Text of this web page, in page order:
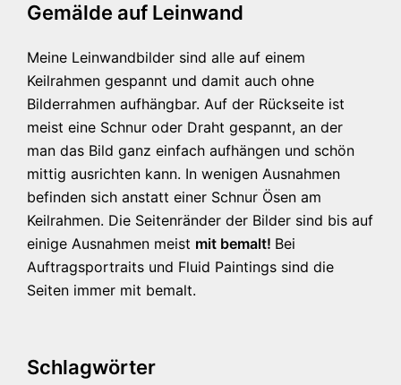
Gemälde auf Leinwand
Meine Leinwandbilder sind alle auf einem
Keilrahmen gespannt und damit auch ohne
Bilderrahmen aufhängbar. Auf der Rückseite ist
meist eine Schnur oder Draht gespannt, an der
man das Bild ganz einfach aufhängen und schön
mittig ausrichten kann. In wenigen Ausnahmen
befinden sich anstatt einer Schnur Ösen am
Keilrahmen. Die Seitenränder der Bilder sind bis auf
einige Ausnahmen meist mit bemalt! Bei
Auftragsportraits und Fluid Paintings sind die
Seiten immer mit bemalt.
Schlagwörter